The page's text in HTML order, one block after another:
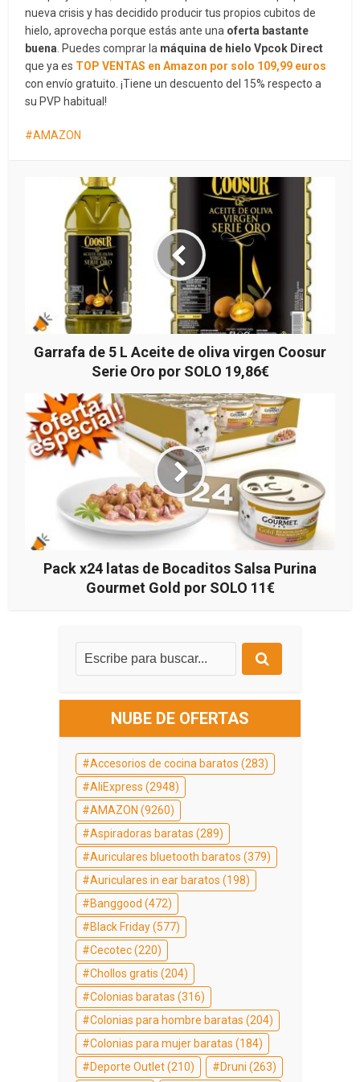
nueva crisis y has decidido producir tus propios cubitos de
hielo, aprovecha porque estás ante una oferta bastante
buena . Puedes comprar la máquina de hielo Vpcok Direct
que ya es TOP VENTAS en Amazon por solo 109,99 euros
con envío gratuito. ¡Tiene un descuento del 15% respecto a
su PVP habitual!
AMAZON
Garrafa de 5 L Aceite de oliva virgen Coosur
Serie Oro por SOLO 19,86€
Pack x24 latas de Bocaditos Salsa Purina
Gourmet Gold por SOLO 11€
NUBE DE OFERTAS
Accesorios de cocina baratos (283)
AliExpress (2948)
AMAZON (9260)
Aspiradoras baratas (289)
Auriculares bluetooth baratos (379)
Auriculares in ear baratos (198)
Banggood (472)
Black Friday(577)
Cecotec(220)
Chollos gratis (204)
Colonias baratas (316)
Colonias para hombre baratas (204)
Colonias para mujer baratas (184)
Deporte Outlet(210) Druni (263)